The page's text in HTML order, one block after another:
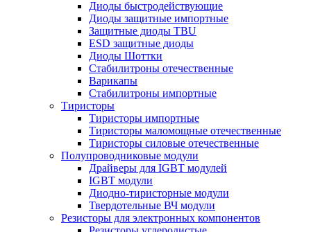
Диоды быстродействующие
Диоды защитные импортные
Защитные диоды TBU
ESD защитные диоды
Диоды Шоттки
Стабилитроны отечественные
Варикапы
Стабилитроны импортные
Тиристоры
Тиристоры импортные
Тиристоры маломощные отечественные
Тиристоры силовые отечественные
Полупроводниковые модули
Драйверы для IGBT модулей
IGBT модули
Диодно-тиристорные модули
Твердотельные ВЧ модули
Резисторы для электронных компонентов